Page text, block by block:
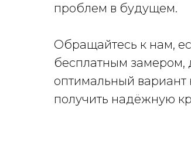
проблем в будущем.
Обращайтесь к нам,
бесплатным
оптимальный
получить надёжную